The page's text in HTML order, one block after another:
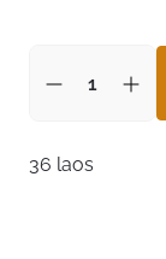
36 laos